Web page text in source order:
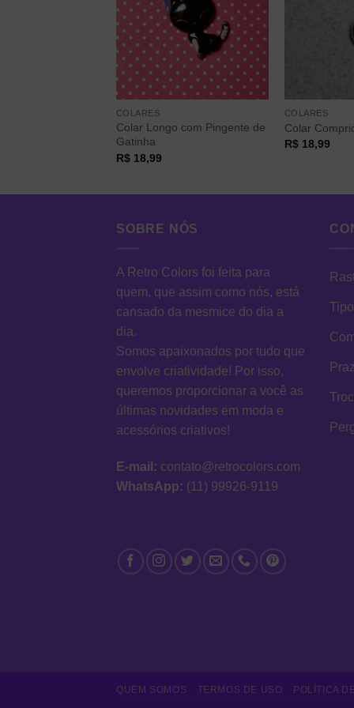
COLARES
Colar Longo com Pingente de
Gatinha
R$18,99
COLARES
Colar
R$18,99
SOBRE NÓS
A Retro Colors foi feita para
quem, que assim como nós, está
cansado da mesmice do dia a
dia.
Somos apaixonados por tudo que
envolve criatividade! Por isso,
queremos proporcionar a você as
últimas novidades em moda e
acessórios criativos!
E-mail: contato@retrocolors.com
WhatsApp: (11) 99926-9119
QUEM SOMOS TERMOS DE USO POLÍTICA